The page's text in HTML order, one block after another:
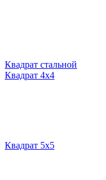
Квадрат стальной
Квадрат 4х4
Квадрат 5х5